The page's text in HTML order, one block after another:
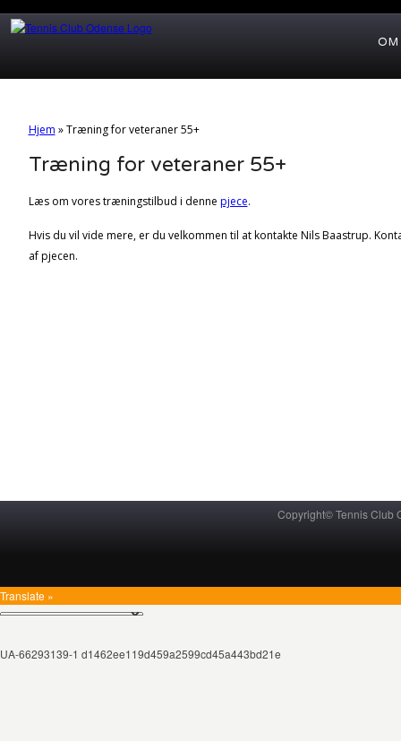
OM
Hjem »Træning for veteraner 55+
Træning for veteraner 55+
Læs om vores træningstilbud i denne pjece.
Hvis du vil vide mere, er du velkommen til at kontakte Nils Baastrup.
af pjecen.
Copyright© Tennis Club
Translate »
UA-66293139-1 d1462ee119d459a2599cd45a443bd21e